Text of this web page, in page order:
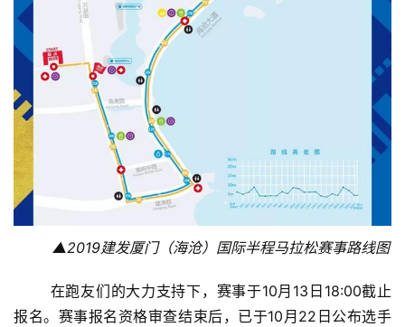
▲2019建发厦门（海沧）国际半程马拉松赛事路线图
报名。赛事报名资格审查结束后，已于10月22日公布选手